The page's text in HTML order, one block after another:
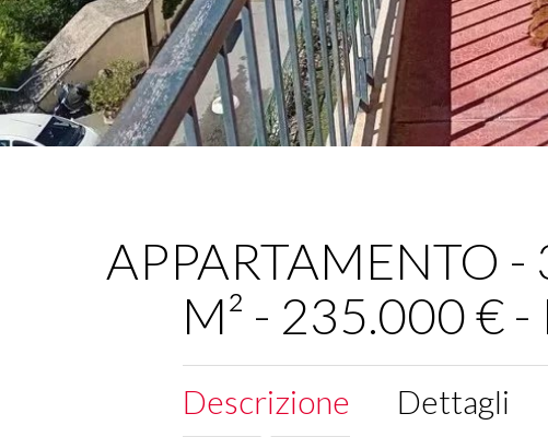
APPARTAMENTO -
M² - 235.000 €
Descrizione Dettagli